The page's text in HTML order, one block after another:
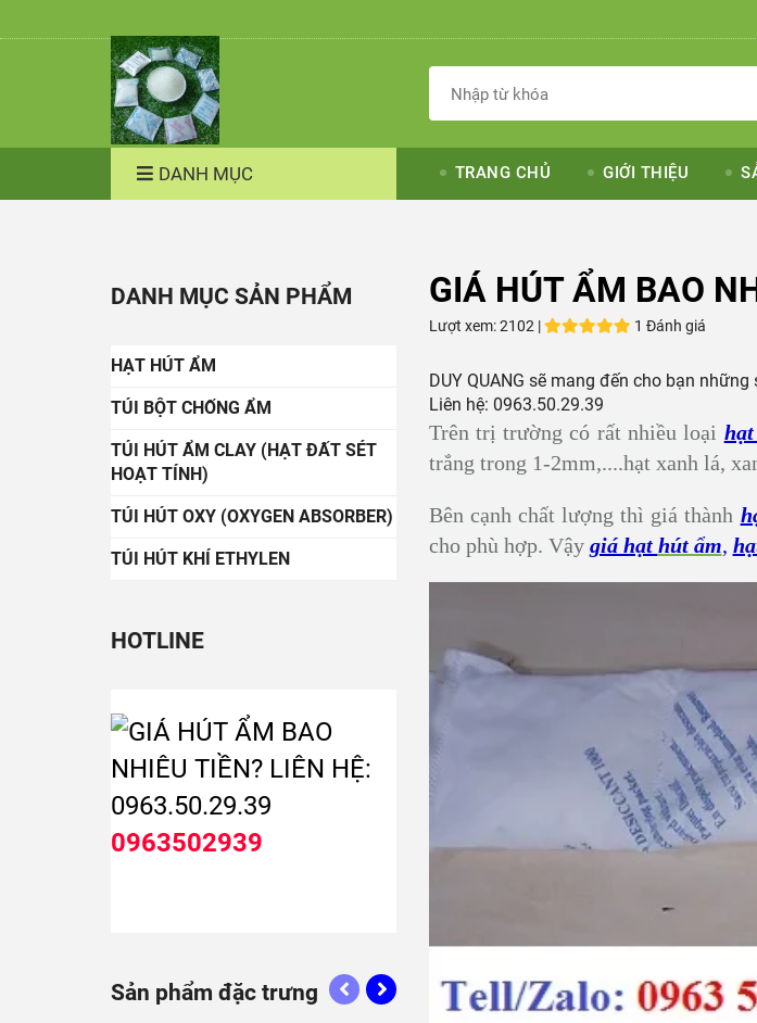
DANH MỤC TRANG CHỦ GIỚI THIỆU
GIÁ HÚT ẨM BAO
Lượt xem:2102 | 1 Đánh giá
DUY QUANG sẽ mang đến cho bạn
Liên hệ: 0963.50.29.39
Trên trị trường có rất nhiều loại
trắng trong 1-2mm,....hạt xanh lá,
Bên cạnh chất lượng thì giá thành
cho phù hợp. Vậy giá hạt hút ẩm,
DANH MỤC SẢN PHẨM
HẠT HÚT ẨM
TÚI BỘT CHỐNG ẨM
TÚI HÚT ẨM CLAY (HẠT ĐẤT SÉT
HOẠT TÍNH)
TÚI HÚT OXY (OXYGEN ABSORBER)
TÚI HÚT KHÍ ETHYLEN
HOTLINE
0963502939
Sản phẩm đặc trưng